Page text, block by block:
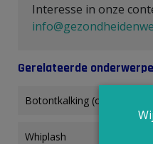
Interesse in onze
Gerelateerde
Botontkalking (osteoporose)
Whiplash